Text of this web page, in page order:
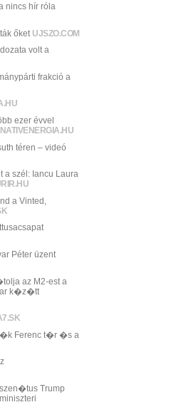
nincs hír róla
őket UJSZO.COM
volt a
frakció a
ezer évvel
téren – videó
a szél: Iancu Laura
a Vinted,
Péter üzent
az M2-est a
k�z�tt
Ferenc t�r �s a
Trump